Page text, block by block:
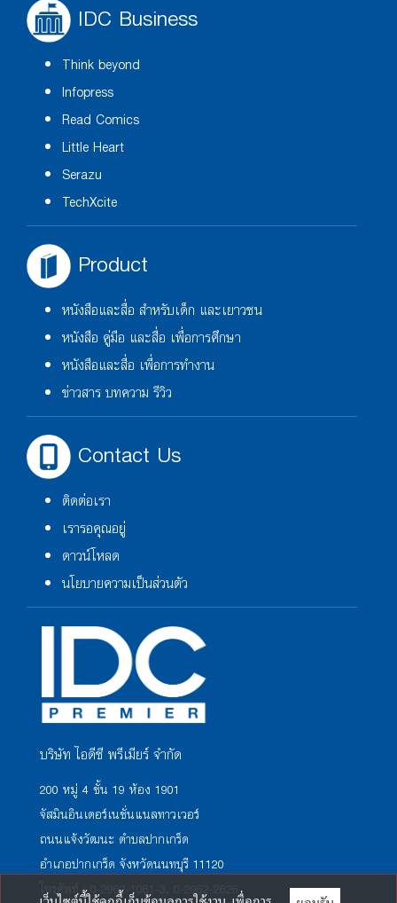
IDC Business
Think beyond
Infopress
Read Comics
Little Heart
Serazu
TechXcite
Product
หนังสือและสื่อ สำหรับเด็ก และเยาวชน
หนังสือ คู่มือ และสื่อ เพื่อการศึกษา
หนังสือและสื่อ เพื่อการทำงาน
ข่าวสาร บทความ รีวิว
Contact Us
ติดต่อเรา
เรารอคุณอยู่
ดาวน์โหลด
นโยบายความเป็นส่วนตัว
บริษัท ไอดีซี พรีเมียร์ จำกัด
200 หมู่ 4 ชั้น 19 ห้อง 1901
จัสมินอินเตอร์เนชั่นแนลทาวเวอร์
ถนนแจ้งวัฒนะ ตำบลปากเกร็ด
อำเภอปากเกร็ด จังหวัดนนทบุรี 11120
โทรศัพท์ : 0-2962-1081-3, 0-2962-2626